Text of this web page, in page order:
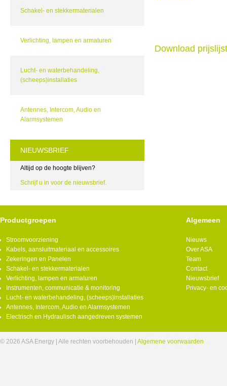
Schakel- en stekkermaterialen
Verlichting, lampen en armaturen
Lucht- en waterbehandeling,
(scheeps)installaties
Antennes, Intercom, Audio en
Alarmsystemen
NIEUWSBRIEF
Altijd op de hoogte blijven?
Schrijf u in voor de nieuwsbrief.
Download
Productgroepen
Stroomvoorziening
Kabels, aansluitmateriaal en accessoires
Zekeringen en Panelen
Schakel- en stekkermaterialen
Verlichting, lampen en armaturen
Instrumenten, communicatie & monitoring
Lucht- en waterbehandeling, (scheeps)installaties
Antennes, Intercom, Audio en Alarmsystemen
Electrisch en Hydraulisch aangedreven systemen
Algemeen
Nieuws
Over ASA
Team
Contact
Nieuwsbrief
Privacy- en
© 2026 ASA Energy | Alle rechten voorbehouden | Algemene voorwaarden